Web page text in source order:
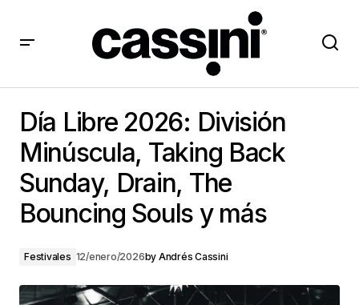
Sunday, Drain, The Bouncing Souls y más
Día Libre 2026: División
Minúscula, Taking Back
Sunday, Drain, The
Bouncing Souls y más
Festivales 12/enero/2026by Andrés Cassini